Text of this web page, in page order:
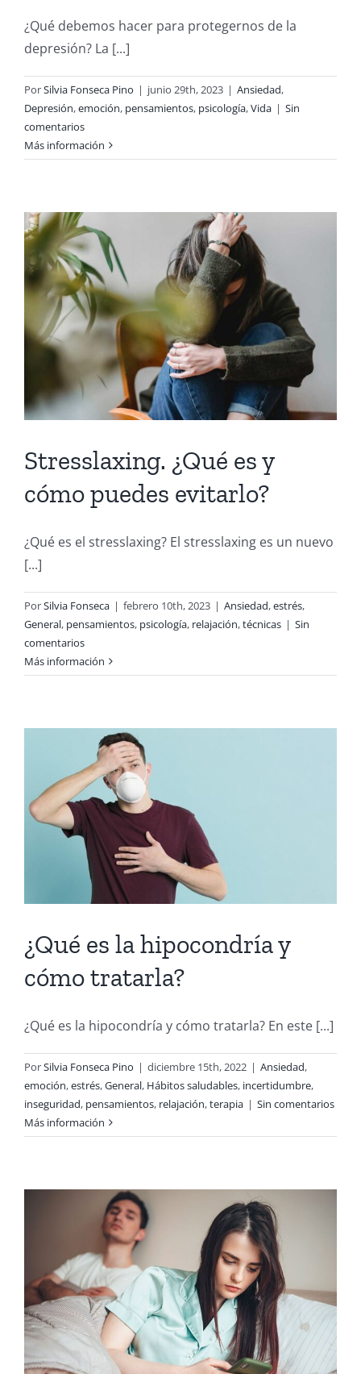
¿Qué debemos hacer para protegernos de la
depresión? La [...]
PorSilvia Fonseca Pino | junio 29th, 2023 | Ansiedad,
Depresión,emoción, pensamientos, psicología,Vida | Sin
comentarios
Más información
Stresslaxing. ¿Qué es y
cómo puedes evitarlo?
¿Qué es el stresslaxing? El stresslaxing es un nuevo
[...]
PorSilvia Fonseca | febrero 10th, 2023 | Ansiedad,estrés,
General, pensamientos, psicología, relajación,técnicas | Sin
comentarios
Más información
¿Qué es la hipocondría y
cómo tratarla?
¿Qué es la hipocondría y cómo tratarla? En este [...]
PorSilvia Fonseca Pino | diciembre 15th, 2022 | Ansiedad,
emoción,estrés,General, Hábitos saludables, incertidumbre,
inseguridad, pensamientos, relajación,terapia | Sin comentarios
Más información